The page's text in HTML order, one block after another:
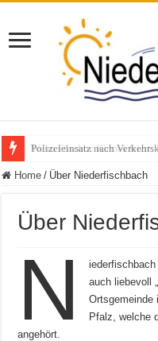
Polizeieinsatz nach
Home / Über Niederfischbach
Über
N
auch liebevoll
Ortsgemeinde
Pfalz, welche
angehört.